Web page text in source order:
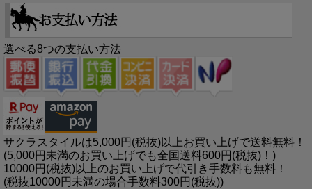
選べる8つの支払い方法
サクラスタイルは5,000円(税抜)以上お買い上げで送料無料！
(5,000円未満のお買い上げでも全国送料600円(税抜)！)
10000円(税抜)以上のお買い上げで代引き手数料も無料！
(税抜10000円未満の場合手数料300円(税抜))